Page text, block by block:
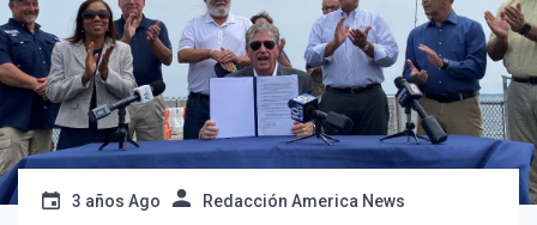
3 años Ago Redacción America News